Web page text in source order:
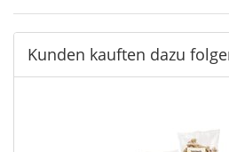
Kunden kauften dazu